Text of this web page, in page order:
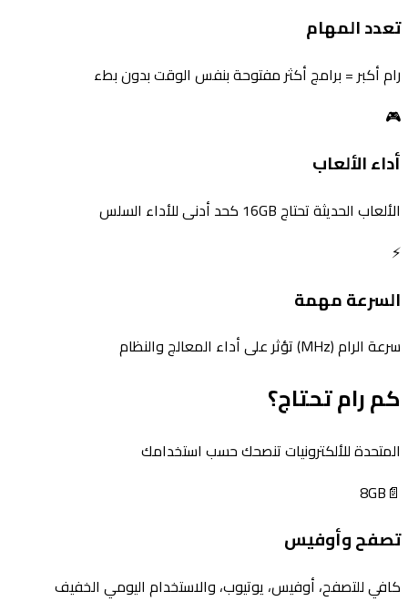
تعدد المهام
رام أكبر = برامج أكثر مفتوحة بنفس الوقت بدون بطء
🎮
أداء الألعاب
الألعاب الحديثة تحتاج 16GB كحد أدنى للأداء السلس
⚡
السرعة مهمة
سرعة الرام (MHz) تؤثر على أداء المعالج والنظام
كم رام تحتاج؟
المتحدة للألكترونيات تنصحك حسب استخدامك
📄
8GB
تصفح وأوفيس
كافي للتصفح، أوفيس، يوتيوب، والاستخدام اليومي الخفيف